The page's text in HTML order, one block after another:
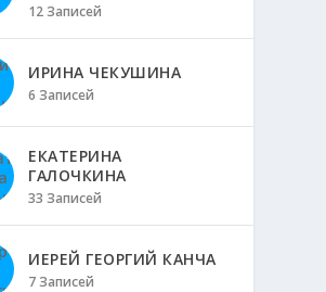
12 Записей
ИРИНА ЧЕКУШИНА
6 Записей
ЕКАТЕРИНА
ГАЛОЧКИНА
33 Записей
ИЕРЕЙ ГЕОРГИЙ КАНЧА
7 Записей